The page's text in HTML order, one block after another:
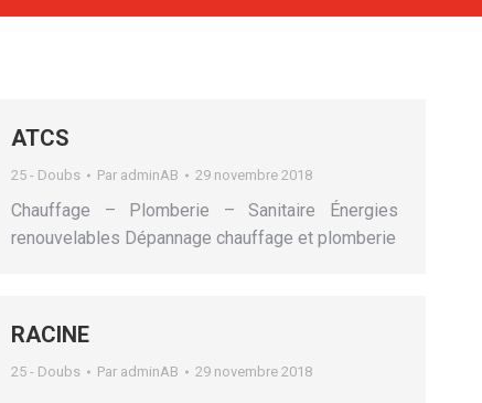
ATCS
25 - Doubs Par adminAB 29 novembre 2018
Chauffage – Plomberie – Sanitaire Énergies
renouvelables Dépannage chauffage et plomberie
RACINE
25 - Doubs Par adminAB 29 novembre 2018